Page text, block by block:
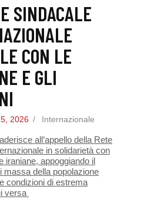
SINDACALE
CON LE
E GLI
2026 Internazionale
all’appello della Rete
in solidarietà con
iraniane, appoggiando il
massa della popolazione
condizioni di estrema
versa